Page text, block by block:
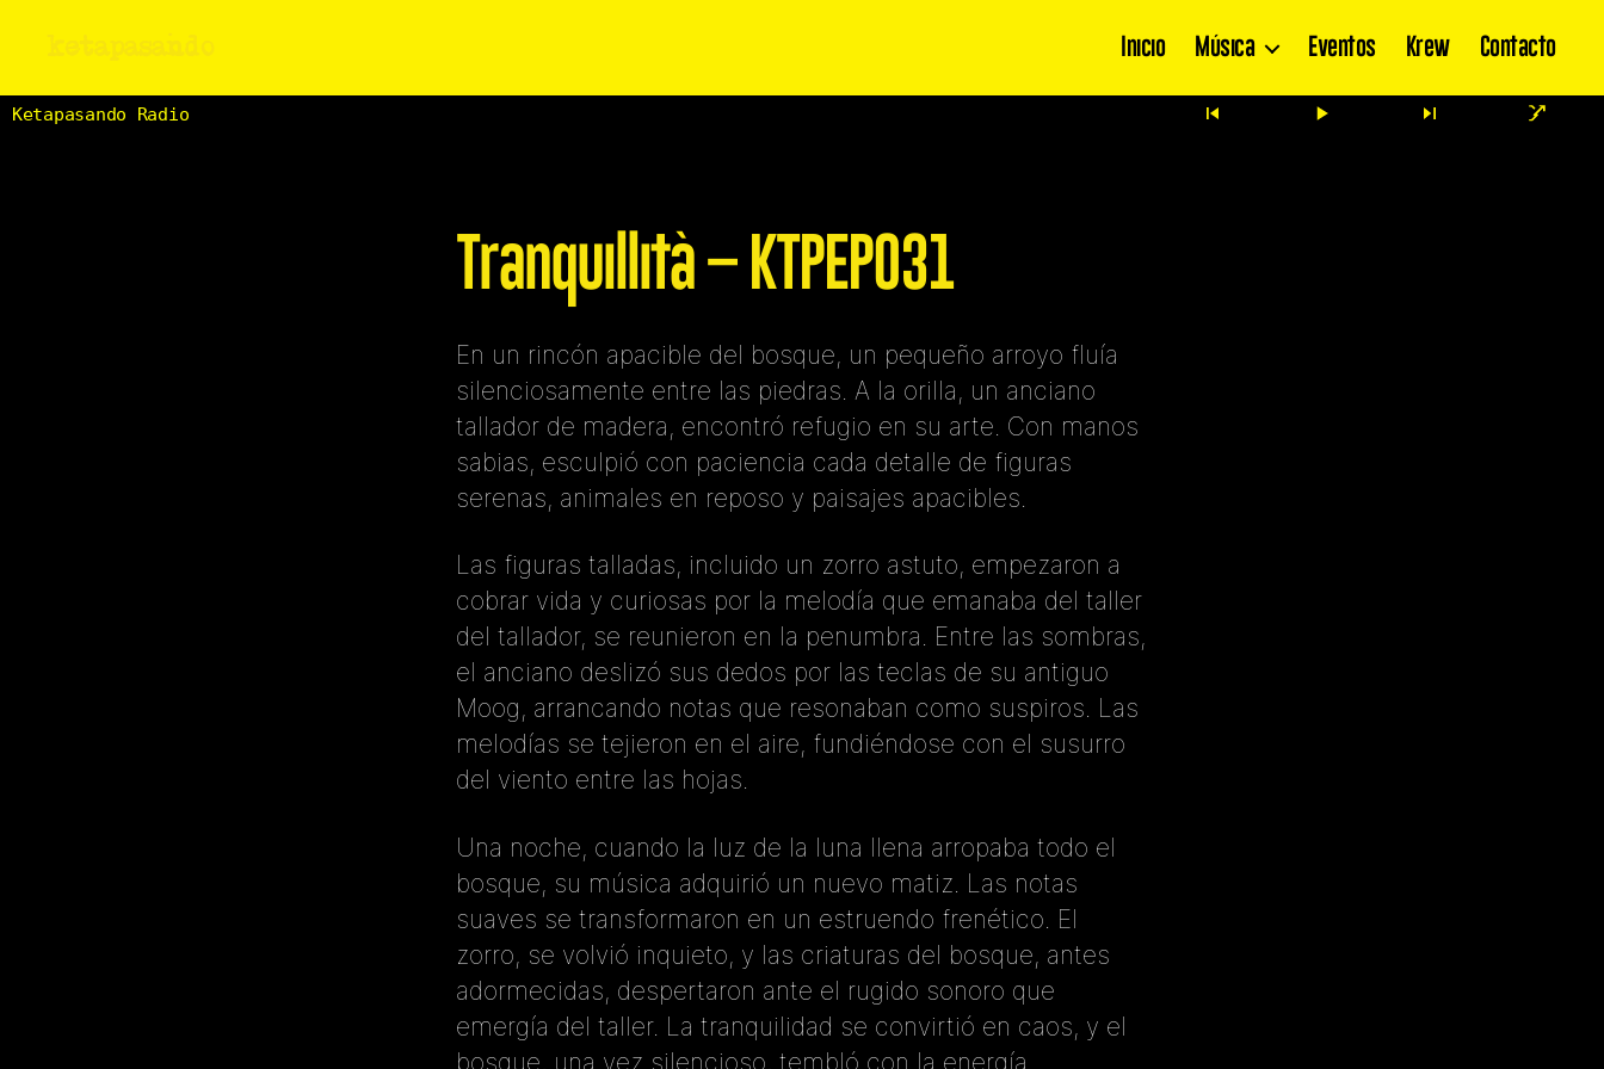
Inicio Música Eventos Krew Contacto
Tranquillità – KTPEP031
En un rincón apacible del bosque, un pequeño arroyo fluía
silenciosamente entre las piedras. A la orilla, un anciano
tallador de madera, encontró refugio en su arte. Con manos
sabias, esculpió con paciencia cada detalle de figuras
serenas, animales en reposo y paisajes apacibles.
Las figuras talladas, incluido un zorro astuto, empezaron a
cobrar vida y curiosas por la melodía que emanaba del taller
del tallador, se reunieron en la penumbra. Entre las sombras,
el anciano deslizó sus dedos por las teclas de su antiguo
Moog, arrancando notas que resonaban como suspiros. Las
melodías se tejieron en el aire, fundiéndose con el susurro
del viento entre las hojas.
Una noche, cuando la luz de la luna llena arropaba todo el
bosque, su música adquirió un nuevo matiz. Las notas
suaves se transformaron en un estruendo frenético. El
zorro, se volvió inquieto, y las criaturas del bosque, antes
adormecidas, despertaron ante el rugido sonoro que
emergía del taller. La tranquilidad se convirtió en caos, y el
bosque, una vez silencioso, tembló con la energía
Ketapasando Radio